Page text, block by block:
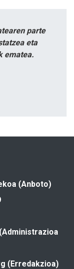
parte
eta
ematea.
(Anboto)
(Administrazioa
(Erredakzioa)